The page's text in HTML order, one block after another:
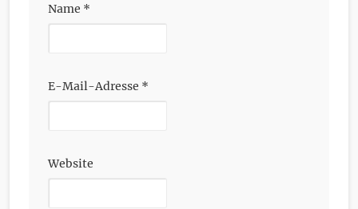
Name *
E-Mail-Adresse *
Website